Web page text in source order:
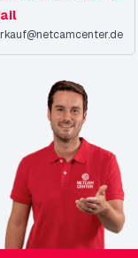
IEC 60068-2-27,